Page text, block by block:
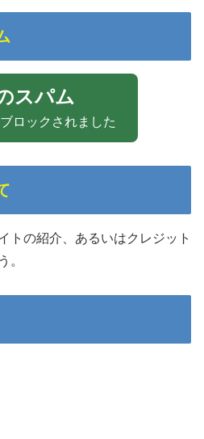
スパム
ロックされました
トの紹介、あるいはクレジット
。